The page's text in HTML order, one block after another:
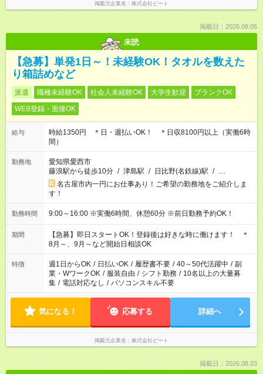
掲載元企業名 株式会社ビート
掲載日：2026.08.05
未読
【急募】単発1日～！未経験OK！タオルを数えた
り箱詰めなど
派遣 職種未経験OK 社会人未経験OK 大学生歓迎
ブランクOK
WEB登録・面接OK
給与
時給1350円 ＊日・週払いOK！ ＊日収8100円以上（実働6時
間）
勤務地
愛知県愛西市
藤浪駅から徒歩10分 / 津島駅 / 日比野(名鉄線)駅 / …
名古屋市内一円にお仕事あり！ご希望の勤務地をご紹介しま
す！
勤務時間 9:00～16:00 ※実働6時間、休憩60分 ※前日勤務予約OK！
期間
【急募】即日スタートOK！登録後は好きな時に働けます！ ＊
8月～、9月～など開始日相談OK
特徴 週1日からOK / 日払いOK / 履歴書不要 / 40～50代活躍中 / 副
業・WワークOK / 服装自由 / シフト勤務 / 10名以上の大量募
集 / 電話対応なし / パソコンスキル不要
気になる！ 応募する 詳細へ
掲載元企業名 株式会社ビート
掲載日：2026.08.03